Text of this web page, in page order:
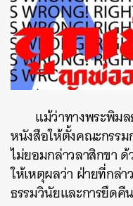
แม้ว่าทางพระพิม
หนังสือให้ตั้งคณะกรร
ไม่ยอมกล่าวลาสิกขา
ให้เหตุผลว่า ฝ่ายที่กล่
ธรรมวินัยและการยึด